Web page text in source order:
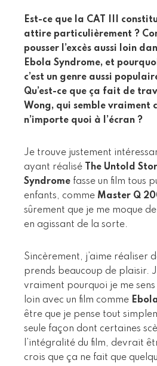
Est-ce que la CAT III
attire particulièrement ?
pousser l’excès aussi loin
Ebola Syndrome, et
c’est un genre aussi
Qu’est-ce que ça fait de
Wong, qui semble vraiment
n’importe quoi à l’écran ?
Je trouve justement
ayant réalisé
The Untold
Syndrome fasse un film tous
enfants, comme Master Q
sûrement que je me moque
en agissant de la sorte.
Sincèrement, j’aime réaliser
prends beaucoup de plaisir.
vraiment pourquoi je me sens
loin avec un film comme
être que je pense tout
seule façon dont certaines
l’intégralité du film, devrait
crois que ça ne fait que